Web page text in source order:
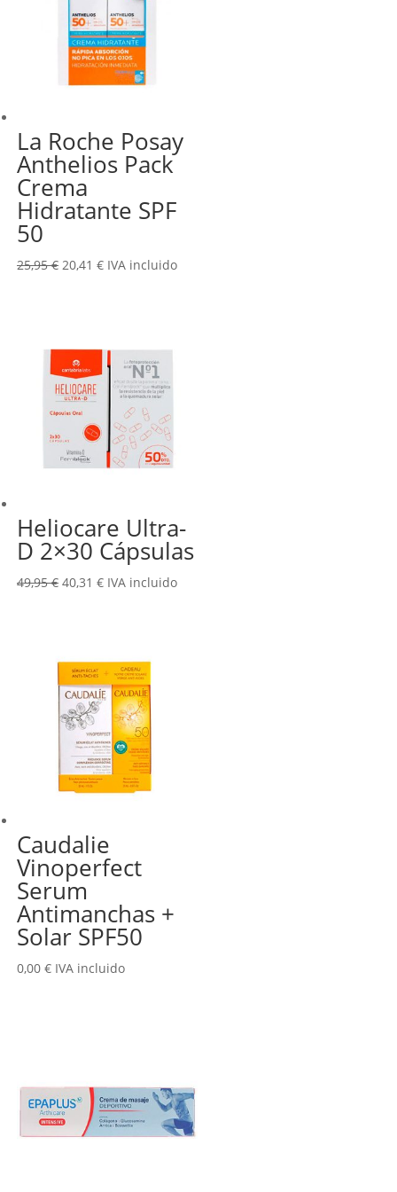
La Roche Posay
Anthelios Pack
Crema
Hidratante SPF
50
25,95€ El
25,95 €.
20,41 €El
20,41 €.
IVA incluido
Heliocare Ultra-
D 2×30 Cápsulas
49,95€ El
49,95 €.
40,31 €El
40,31 €.
IVA incluido
Caudalie
Vinoperfect
Serum
Antimanchas +
Solar SPF50
0,00 € IVA incluido